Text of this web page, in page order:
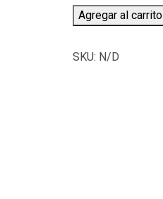
Clase
grupal
Ski
Agregar al carrito
SKU: N/D